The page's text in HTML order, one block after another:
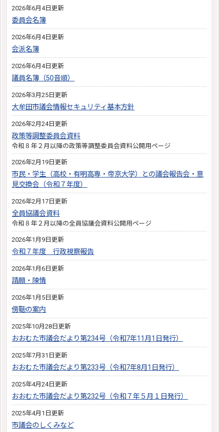
2026年6月4日更新
委員会名簿
2026年6月4日更新
会派名簿
2026年6月4日更新
議員名簿（50音順）
2026年3月25日更新
大牟田市議会情報セキュリティ基本方針
2026年2月24日更新
政策等調整委員会資料
令和８年２月以降の政策等調整委員会資料公開用ページ
2026年2月19日更新
市民・学生（高校・有明高専・帝京大学）との議会報告会・意
見交換会（令和７年度）
2026年2月17日更新
全員協議会資料
令和８年２月以降の全員協議会資料公開用ページ
2026年1月9日更新
令和７年度 行政視察報告
2026年1月6日更新
請願・陳情
2026年1月5日更新
傍聴の案内
2025年10月28日更新
おおむた市議会だより第234号（令和7年11月1日発行）
2025年7月31日更新
おおむた市議会だより第233号（令和7年8月1日発行）
2025年4月24日更新
おおむた市議会だより第232号（令和７年５月１日発行）
2025年4月1日更新
市議会のしくみなど